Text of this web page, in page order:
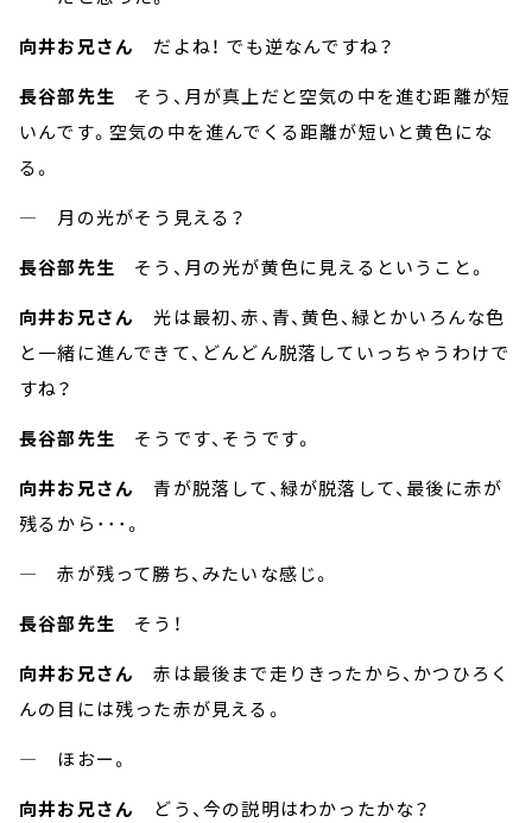
向井お兄さん
だよね！ でも逆なんですね？
長谷部先生 そう、月が真上だと空気の中を進む距離が短
いんです。空気の中を進んでくる距離が短いと黄色にな
る。
― 月の光がそう見える？
長谷部先生 そう、月の光が黄色に見えるということ。
向井お兄さん
光は最初、赤、青、黄色、緑とかいろんな色
と一緒に進んできて、どんどん脱落していっちゃうわけで
すね？
長谷部先生 そうです、そうです。
向井お兄さん
青が脱落して、緑が脱落して、最後に赤が
残るから･･･。
― 赤が残って勝ち、みたいな感じ。
長谷部先生 そう！
向井お兄さん
赤は最後まで走りきったから、かつひろく
んの目には残った赤が見える。
― ほおー。
向井お兄さん
どう、今の説明はわかったかな？